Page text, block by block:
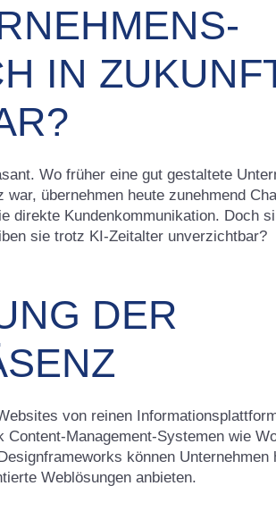
IN
Wo früher eine gut gestaltete
übernehmen heute zunehmend
direkte Kundenkommunikation. Doch
sie trotz KI-Zeitalter unverzichtbar?
DER
von reinen
Management-Systemen wie
können Unternehmen
Weblösungen anbieten.